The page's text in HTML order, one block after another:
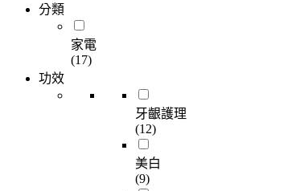
分類
家電
(17)
功效
牙齦護理
(12)
美白
(9)